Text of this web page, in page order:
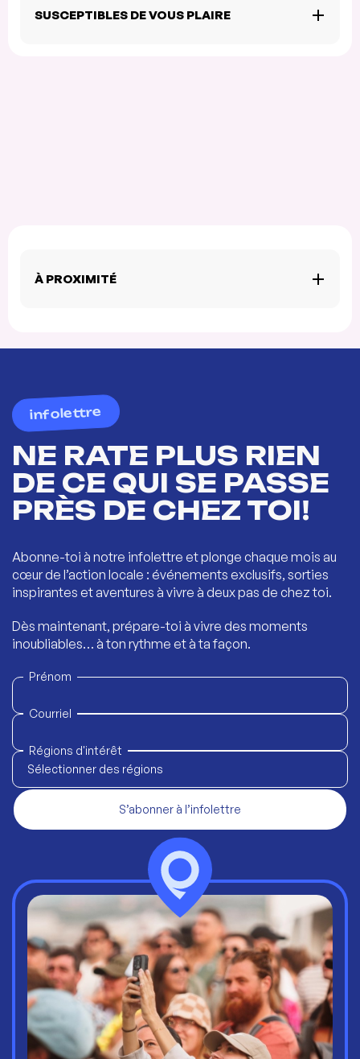
SUSCEPTIBLES DE VOUS PLAIRE
À PROXIMITÉ
infolettre
NE RATE PLUS RIEN
DE CE QUI SE PASSE
PRÈS DE CHEZ TOI!
Abonne-toi à notre infolettre et plonge chaque mois au
cœur de l’action locale : événements exclusifs, sorties
inspirantes et aventures à vivre à deux pas de chez toi.
Dès maintenant, prépare-toi à vivre des moments
inoubliables… à ton rythme et à ta façon.
Prénom
Courriel
Régions d'intérêt
Sélectionner des régions
S’abonner à l’infolettre